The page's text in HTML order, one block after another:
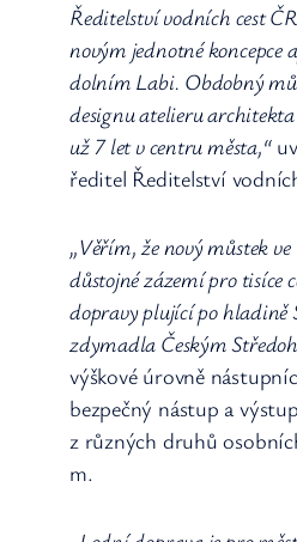
Ředitelství vodních cest
novým jednotné koncepce
dolním Labi. Obdobný
designu atelieru
už 7 let v centru města,“
ředitel Ředitelství
„Věřím, že nový můstek
důstojné zázemí pro tisíce
dopravy plující po hladině
zdymadla Českým
výškové úrovně
bezpečný nástup a
z různých druhů
m.